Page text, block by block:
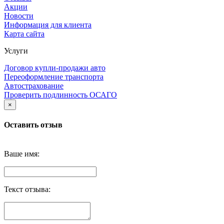
Акции
Новости
Информация для клиента
Карта сайта
Услуги
Договор купли-продажи авто
Переоформление транспорта
Автострахование
Проверить подлинность ОСАГО
×
Оставить отзыв
Ваше имя:
Текст отзыва: